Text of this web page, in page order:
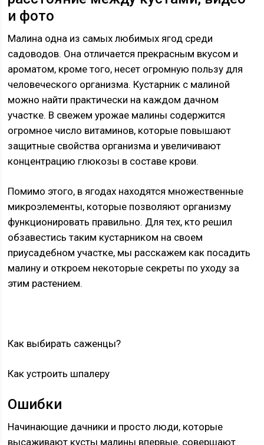
и фото
Малина одна из самых любимых ягод среди
садоводов. Она отличается прекрасным вкусом и
ароматом, кроме того, несет огромную пользу для
человеческого организма. Кустарник с малиной
можно найти практически на каждом дачном
участке. В свежем урожае малины содержится
огромное число витаминов, которые повышают
защитные свойства организма и увеличивают
концентрацию глюкозы в составе крови.
Помимо этого, в ягодах находятся множественные
микроэлементы, которые позволяют организму
функционировать правильно. Для тех, кто решил
обзавестись таким кустарником на своем
приусадебном участке, мы расскажем как посадить
малину и откроем некоторые секреты по уходу за
этим растением.
Как выбирать саженцы?
Как устроить шпалеру
Ошибки
Начинающие дачники и просто люди, которые
высаживают кусты малины впервые, совершают